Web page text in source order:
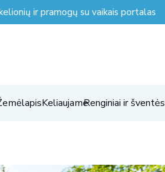
ir pramogų su vaikais portalas
KeliaujameRenginiai ir šventės